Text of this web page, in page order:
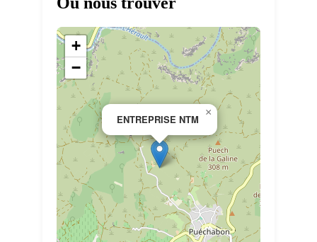
ENTREPRISE NTM
×
+
−